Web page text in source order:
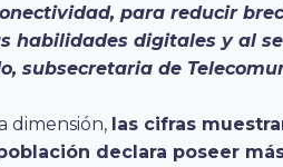
para reducir
habilidades digitales y al
subsecretaria de
dimensión, las cifras
declara poseer